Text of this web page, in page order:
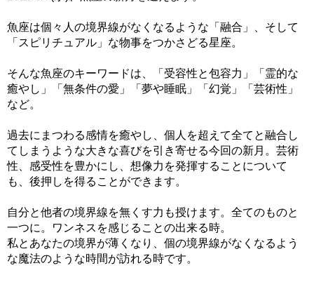
魚座は個々人の境界線がなくなるような「融合」、そして
「スピリチュアル」な物事をつかさどる星座。
そんな魚座のキーワードは、「受容性と包容力」「霊的な
癒やし」「無条件の愛」「夢や睡眠」「幻覚」「芸術性」
など。
過去にまつわる感情を癒やし、個人を超えて全てと融合し
てしまうような大きな喜びを引き寄せる今回の新月。芸術
性、感受性を豊かにし、想像力を発揮することについて
も、後押しを得ることができます。
自分と他者の境界線を無くす力も授けます。全てのものと
一つに。ワンネスを感じることの出来る時。
私とあなたの境界が薄くなり、個の境界線がなくなるよう
な魔法のような時間が訪れる時です。